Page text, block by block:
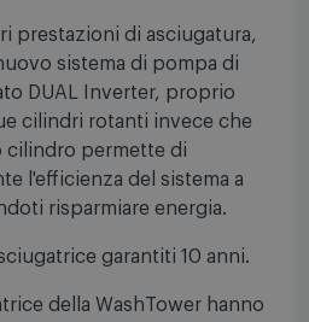
prestazioni di asciugatura,
sistema di pompa di
DUAL Inverter, proprio
cilindri rotanti invece che
cilindro permette di
l'efficienza del sistema a
risparmiare energia.
garantiti 10 anni.
della WashTower hanno